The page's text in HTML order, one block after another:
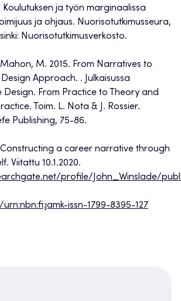
ja työn marginaalissa
ja ohjaus. Nuorisotutkimusseura,
Nuorisotutkimusverkosto.
M. 2015. From Narratives to
Approach. . Julkaisussa
From Practice to Theory and
Toim. L. Nota & J. Rossier.
Publishing, 75-86.
Constructing a career narrative through
Viitattu 10.1.2020.
profile/John_Winslade/
issn-1799-8395-127